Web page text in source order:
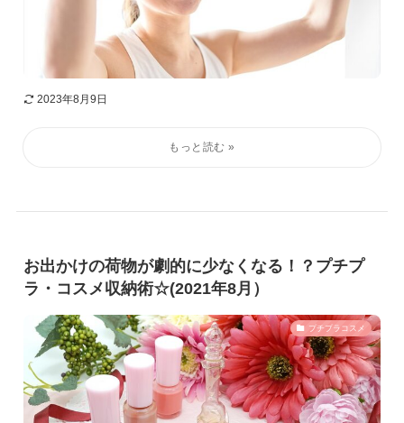
2023年8月9日
お出かけの荷物が劇的に少なくなる！？プチプ
ラ・コスメ収納術☆(2021年8月）
プチプラコスメ